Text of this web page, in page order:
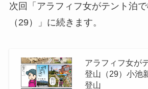
次回「アラフィフ女がテント泊
（29）」に続きます。
アラフィフ女が
登山（29）小池
登山